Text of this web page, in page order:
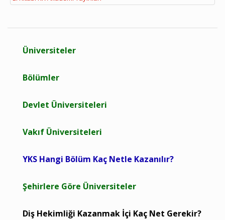
Üniversiteler
Bölümler
Devlet Üniversiteleri
Vakıf Üniversiteleri
YKS Hangi Bölüm Kaç Netle Kazanılır?
Şehirlere Göre Üniversiteler
Diş Hekimliği Kazanmak İçi Kaç Net Gerekir?